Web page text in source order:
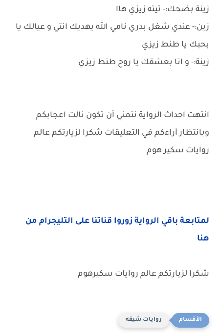
زينة بضحك:- تيته زيزي هاا
زين:- عندي شغل بدري نامي الله يهديك انتي و عيالك يا
بحبك يا طنط زيزي
زينة:- و انا بعشقك يا روح طنط زيزي
انتهت احداث الرواية نتمني أن تكون نالت اعجابكم
وبانتظار آراءكم في التعليقات شكرا لزيارتكم عالم
روايات سكير هوم
لمتابعة باقي الرواية زوروا قناتنا على التليجرام من
هنا
شكرا لزيارتكم عالم روايات سكيرهوم
روايات شيقه